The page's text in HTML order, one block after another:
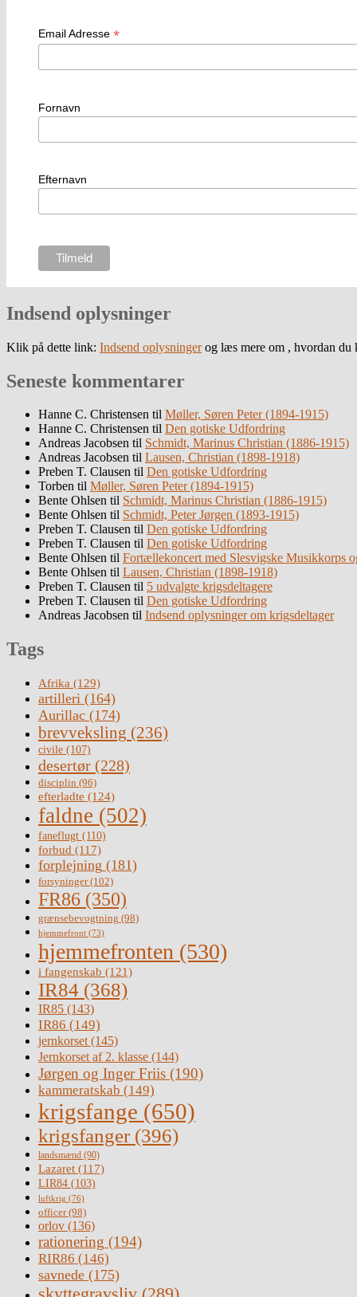
Email Adresse *
Fornavn
Efternavn
Indsend oplysninger
Klik på dette link: Indsend oplysningerog læs mere om , hvordan du
Seneste kommentarer
Hanne C. Christensen til Møller, Søren Peter (1894-1915)
Hanne C. Christensen til Den gotiske Udfordring
Andreas Jacobsen til Schmidt, Marinus Christian (1886-1915)
Andreas Jacobsen til Lausen, Christian (1898-1918)
Preben T. Clausen til Den gotiske Udfordring
Torben til Møller, Søren Peter (1894-1915)
Bente Ohlsen til Schmidt, Marinus Christian (1886-1915)
Bente Ohlsen til Schmidt, Peter Jørgen (1893-1915)
Preben T. Clausen til Den gotiske Udfordring
Preben T. Clausen til Den gotiske Udfordring
Bente Ohlsen til Fortællekoncert med Slesvigske Musikkorps
Bente Ohlsen til Lausen, Christian (1898-1918)
Preben T. Clausen til 5 udvalgte krigsdeltagere
Preben T. Clausen til Den gotiske Udfordring
Andreas Jacobsen til Indsend oplysninger om krigsdeltager
Tags
Afrika (129)
artilleri (164)
Aurillac (174)
brevveksling (236)
civile (107)
desertør (228)
disciplin (96)
efterladte (124)
faldne (502)
faneflugt (110)
forbud (117)
forplejning (181)
forsyninger(102)
FR86 (350)
grænsebevogtning (98)
hjemmefront (73)
hjemmefronten (530)
i fangenskab (121)
IR84 (368)
IR85 (143)
IR86 (149)
jernkorset(145)
Jernkorset af 2. klasse (144)
Jørgen og Inger Friis (190)
kammeratskab (149)
krigsfange (650)
krigsfanger (396)
landsmænd (90)
Lazaret (117)
LIR84 (103)
luftkrig (76)
officer(98)
orlov (136)
rationering (194)
RIR86 (146)
savnede (175)